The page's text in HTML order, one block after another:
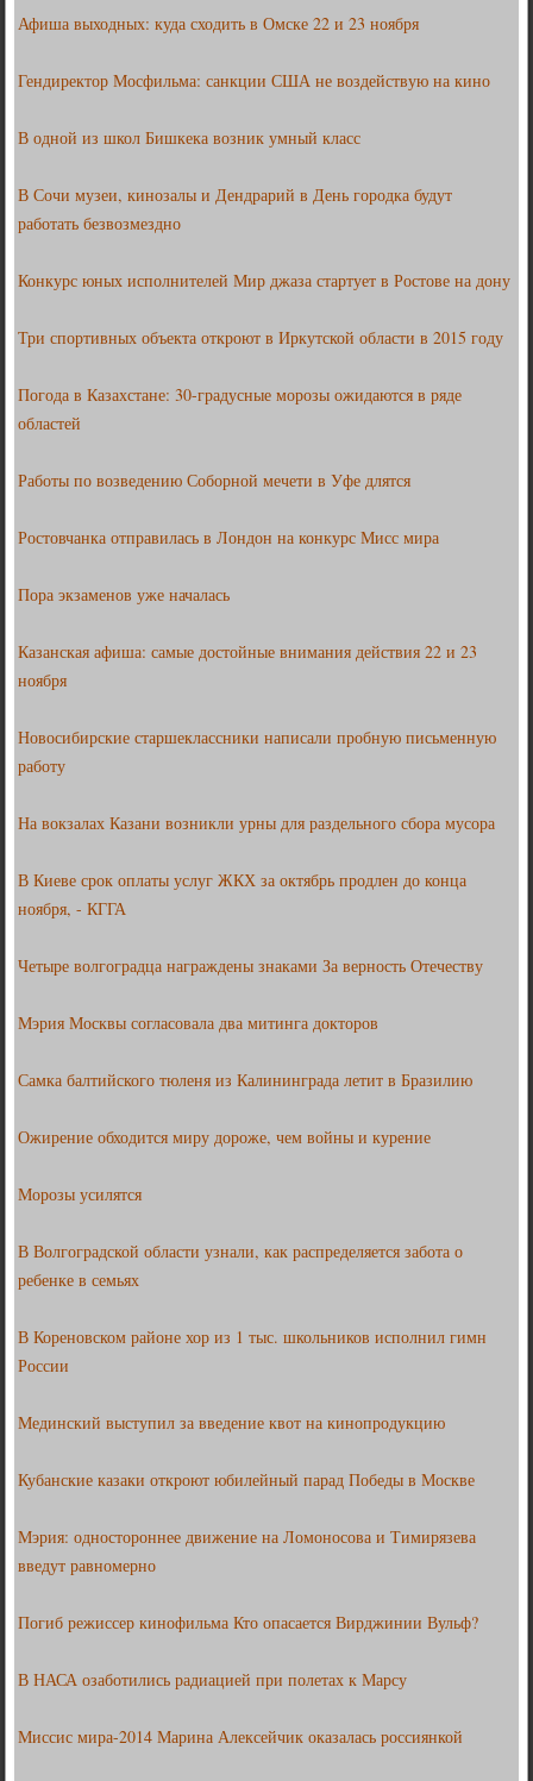
Афиша выходных: куда сходить в Омске 22 и 23 ноября
Гендиректор Мосфильма: санкции США не воздействую на кино
В одной из школ Бишкека возник умный класс
В Сочи музеи, кинозалы и Дендрарий в День городка будут
работать безвозмездно
Конкурс юных исполнителей Мир джаза стартует в Ростове на дону
Три спортивных объекта откроют в Иркутской области в 2015 году
Погода в Казахстане: 30-градусные морозы ожидаются в ряде
областей
Работы по возведению Соборной мечети в Уфе длятся
Ростовчанка отправилась в Лондон на конкурс Мисс мира
Пора экзаменов уже началась
Казанская афиша: самые достойные внимания действия 22 и 23
ноября
Новосибирские старшеклассники написали пробную письменную
работу
На вокзалах Казани возникли урны для раздельного сбора мусора
В Киеве срок оплаты услуг ЖКХ за октябрь продлен до конца
ноября, - КГГА
Четыре волгоградца награждены знаками За верность Отечеству
Мэрия Москвы согласовала два митинга докторов
Самка балтийского тюленя из Калининграда летит в Бразилию
Ожирение обходится миру дороже, чем войны и курение
Морозы усилятся
В Волгоградской области узнали, как распределяется забота о
ребенке в семьях
В Кореновском районе хор из 1 тыс. школьников исполнил гимн
России
Мединский выступил за введение квот на кинопродукцию
Кубанские казаки откроют юбилейный парад Победы в Москве
Мэрия: одностороннее движение на Ломоносова и Тимирязева
введут равномерно
Погиб режиссер кинофильма Кто опасается Вирджинии Вульф?
В НАСА озаботились радиацией при полетах к Марсу
Миссис мира-2014 Марина Алексейчик оказалась россиянкой